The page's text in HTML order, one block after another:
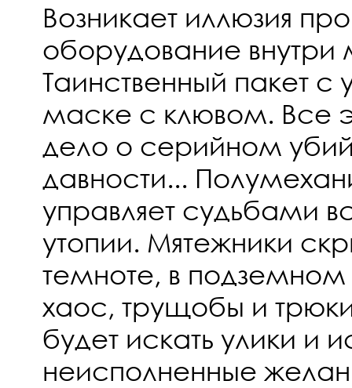
Возникает иллюзия
оборудование внутри
Таинственный пакет с
маске с клювом. Все
дело о серийном
давности...
управляет судьбами
утопии. Мятежники
темноте, в
хаос, трущобы и
будет искать улики и
неисполненные